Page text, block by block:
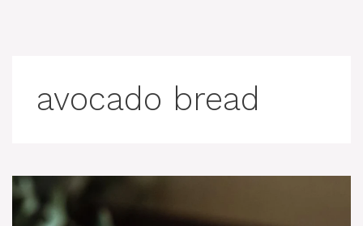
avocado bread